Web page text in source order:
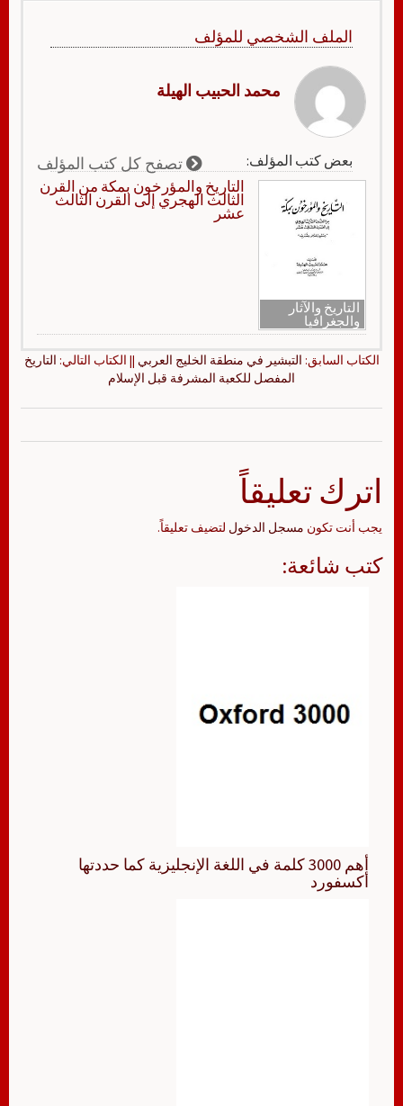
الملف الشخصي للمؤلف
محمد الحبيب الهيلة
بعض كتب المؤلف: تصفح كل كتب المؤلف
التاريخ والآثار
والجغرافيا
التاريخ والمؤرخون بمكة من القرن
الثالث الهجري إلى القرن الثالث
عشر
الكتاب السابق: التبشير في منطقة الخليج العربي || الكتاب التالي: التاريخ
المفصل للكعبة المشرفة قبل الإسلام
اترك تعليقاً
يجب أنت تكون مسجل الدخول لتضيف تعليقاً.
كتب شائعة:
أهم 3000 كلمة في اللغة الإنجليزية كما حددتها
أكسفورد